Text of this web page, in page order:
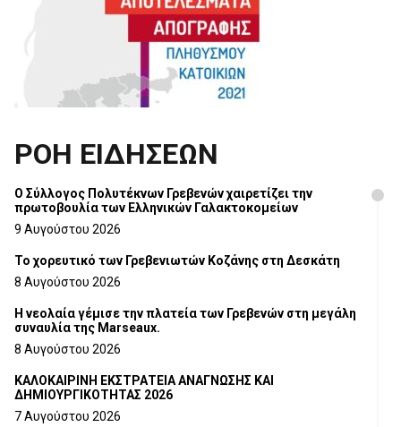
ΡΟΗ ΕΙΔΗΣΕΩΝ
Ο Σύλλογος Πολυτέκνων Γρεβενών χαιρετίζει την
πρωτοβουλία των Ελληνικών Γαλακτοκομείων
9 Αυγούστου 2026
Το χορευτικό των Γρεβενιωτών Κοζάνης στη Δεσκάτη
8 Αυγούστου 2026
Η νεολαία γέμισε την πλατεία των Γρεβενών στη μεγάλη
συναυλία της Marseaux.
8 Αυγούστου 2026
ΚΑΛΟΚΑΙΡΙΝΗ ΕΚΣΤΡΑΤΕΙΑ ΑΝΑΓΝΩΣΗΣ ΚΑΙ
ΔΗΜΙΟΥΡΓΙΚΟΤΗΤΑΣ 2026
7 Αυγούστου 2026